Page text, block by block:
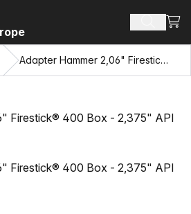
SøgSe
Adapter Hammer 2,06" Firestick® 400 Box - 2,375" API Reg Box 4T